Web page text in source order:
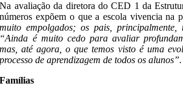
Na avaliação da diretora do CED 1 da
números expõem o que a escola vivencia na
muito empolgados; os pais, principalmente,
“Ainda é muito cedo para avaliar
mas, até agora, o que temos visto é uma
processo de aprendizagem de todos os alunos”.
Famílias